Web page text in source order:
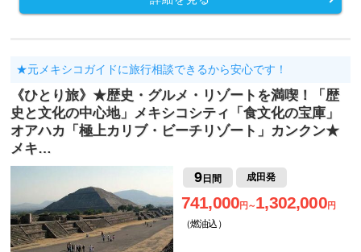
★元メキシコガイドに旅行相談できるから安心です！
《ひとり旅》★歴史・グルメ・リゾートを満喫！「歴
史と文化の中心地」メキシコシティ「食文化の宝庫」
オアハカ「極上カリブ・ビーチリゾート」カンクン★
メキ…
9日間 成田発
741,000円～1,302,000円
（燃油込）